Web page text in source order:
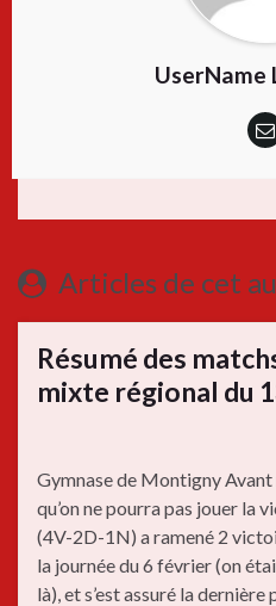
UserName
Articles de cet
Résumé des
mixte régional du
Gymnase de Montigny Avant
qu’on ne pourra pas jouer la
(4V-2D-1N) a ramené 2
la journée du 6 février (on
là), et s’est assuré la